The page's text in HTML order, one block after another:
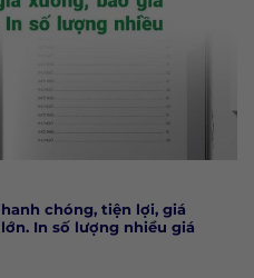
chóng, tiện lợi, giá
In số lượng nhiều giá